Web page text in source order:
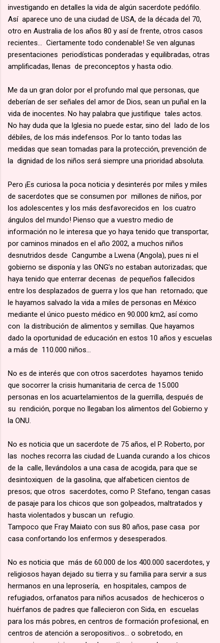
investigando en detalles la vida de algún sacerdote pedófilo.
Así aparece uno de una ciudad de USA, de la década del 70,
otro en Australia de los años 80 y así de frente, otros casos
recientes… Ciertamente todo condenable! Se ven algunas
presentaciones periodísticas ponderadas y equilibradas, otras
amplificadas, llenas de preconceptos y hasta odio.
Me da un gran dolor por el profundo mal que personas, que
deberían de ser señales del amor de Dios, sean un puñal en la
vida de inocentes. No hay palabra que justifique tales actos.
No hay duda que la Iglesia no puede estar, sino del lado de los
débiles, de los más indefensos. Por lo tanto todas las
medidas que sean tomadas para la protección, prevención de
la dignidad de los niños será siempre una prioridad absoluta.
Pero ¡Es curiosa la poca noticia y desinterés por miles y miles
de sacerdotes que se consumen por millones de niños, por
los adolescentes y los más desfavorecidos en los cuatro
ángulos del mundo! Pienso que a vuestro medio de
información no le interesa que yo haya tenido que transportar,
por caminos minados en el año 2002, a muchos niños
desnutridos desde Cangumbe a Lwena (Angola), pues ni el
gobierno se disponía y las ONG’s no estaban autorizadas; que
haya tenido que enterrar decenas de pequeños fallecidos
entre los desplazados de guerra y los que han retornado; que
le hayamos salvado la vida a miles de personas en México
mediante el único puesto médico en 90.000 km2, así como
con la distribución de alimentos y semillas. Que hayamos
dado la oportunidad de educación en estos 10 años y escuelas
a más de 110.000 niños...
No es de interés que con otros sacerdotes hayamos tenido
que socorrer la crisis humanitaria de cerca de 15.000
personas en los acuartelamientos de la guerrilla, después de
su rendición, porque no llegaban los alimentos del Gobierno y
la ONU.
No es noticia que un sacerdote de 75 años, el P. Roberto, por
las noches recorra las ciudad de Luanda curando a los chicos
de la calle, llevándolos a una casa de acogida, para que se
desintoxiquen de la gasolina, que alfabeticen cientos de
presos; que otros sacerdotes, como P. Stefano, tengan casas
de pasaje para los chicos que son golpeados, maltratados y
hasta violentados y buscan un refugio.
Tampoco que Fray Maiato con sus 80 años, pase casa por
casa confortando los enfermos y desesperados.
No es noticia que más de 60.000 de los 400.000 sacerdotes, y
religiosos hayan dejado su tierra y su familia para servir a sus
hermanos en una leprosería, en hospitales, campos de
refugiados, orfanatos para niños acusados de hechiceros o
huérfanos de padres que fallecieron con Sida, en escuelas
para los más pobres, en centros de formación profesional, en
centros de atención a seropositivos… o sobretodo, en